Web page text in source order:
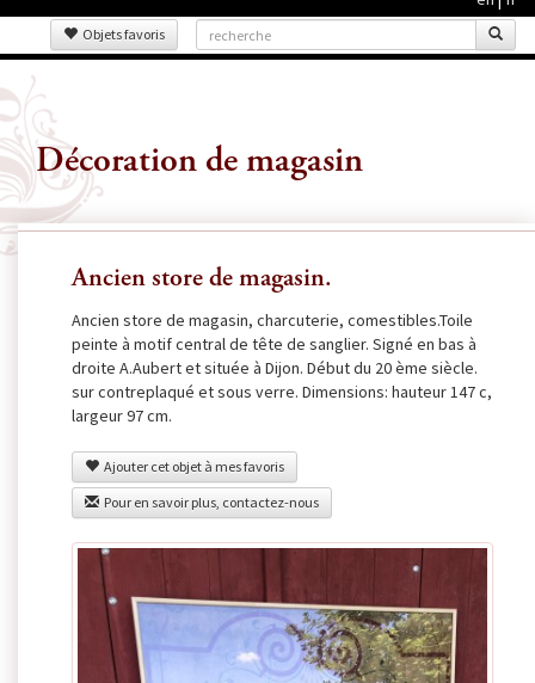
Objets favoris
Décoration de magasin
Ancien store de magasin.
Ancien store de magasin, charcuterie, comestibles.Toile
peinte à motif central de tête de sanglier. Signé en bas à
droite A.Aubert et située à Dijon. Début du 20 ème siècle.
sur contreplaqué et sous verre. Dimensions: hauteur 147 c,
largeur 97 cm.
Ajouter cet objet à mes favoris
Pour en savoir plus, contactez-nous